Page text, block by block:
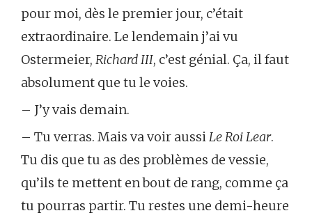
pour moi, dès le premier jour, c’était
extraordinaire. Le lendemain j’ai vu
Ostermeier, Richard III, c’est génial. Ça, il faut
absolument que tu le voies.
– J’y vais demain.
– Tu verras. Mais va voir aussiLe Roi Lear.
Tu dis que tu as des problèmes de vessie,
qu’ils te mettent en bout de rang, comme ça
tu pourras partir. Tu restes une demi-heure